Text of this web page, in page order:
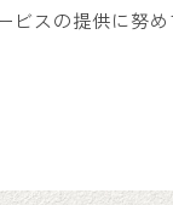
ビスの提供に努